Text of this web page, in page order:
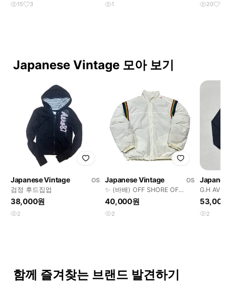
15 3 1 20 1
Japanese Vintage 모아 보기
Japanese Vintage
OS
검정 후드집업
38,000원
2
Japanese Vintage
OS
✨ (바배) OFF SHORE OF
NEWPORT BEACH 다운 패딩
40,000원
2
G.H
2
함께 즐겨찾는 브랜드 발견하기